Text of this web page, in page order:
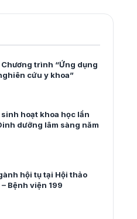
trình “Ứng dụng
cứu y khoa”
hoạt khoa học lần
dưỡng lâm sàng năm
hội tụ tại Hội thảo
Bệnh viện 199